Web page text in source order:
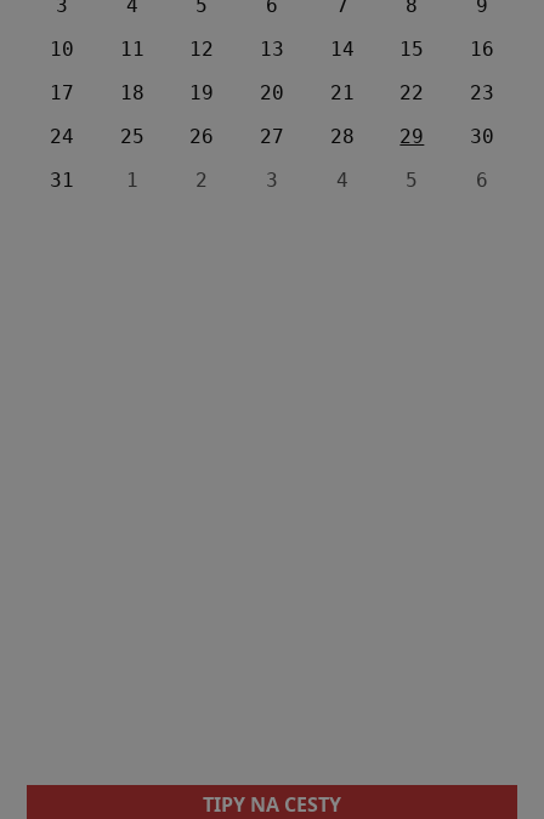
3
4 5 6 7 8
9
10
11 12 13 14 15
16
17
18 19 20 21 22
23
24
25 26 27 28 29
30
31
1 2 3 4 5 6
TIPY NA CESTY